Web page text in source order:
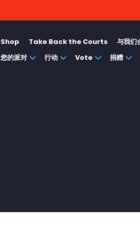
Shop Take Back the Courts
与我们
您的派对 行动 Vote 捐赠